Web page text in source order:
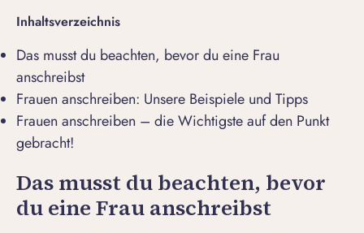
Inhaltsverzeichnis
Das musst du beachten, bevor du eine Frau
anschreibst
Frauen anschreiben: Unsere Beispiele und Tipps
Frauen anschreiben – die Wichtigste auf den Punkt
gebracht!
Das musst du beachten, bevor
du eine Frau anschreibst